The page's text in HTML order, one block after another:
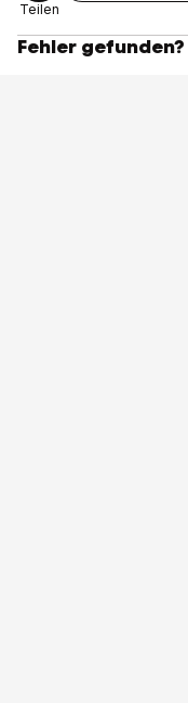
Teilen
Fehler gefunden?